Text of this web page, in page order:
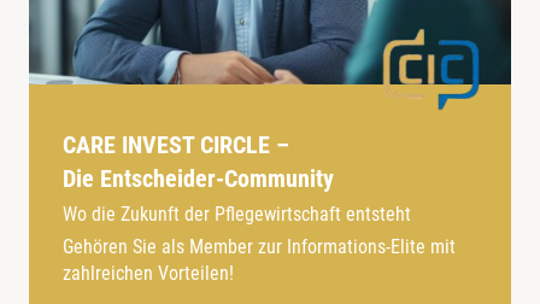
CARE INVEST CIRCLE –
Die Entscheider-Community
Wo die Zukunft der Pflegewirtschaft entsteht
Gehören Sie als Member zur Informations-Elite mit
zahlreichen Vorteilen!